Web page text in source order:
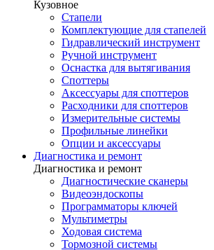
Кузовное
Стапели
Комплектующие для стапелей
Гидравлический инструмент
Ручной инструмент
Оснастка для вытягивания
Споттеры
Аксессуары для споттеров
Расходники для споттеров
Измерительные системы
Профильные линейки
Опции и аксессуары
Диагностика и ремонт
Диагностика и ремонт
Диагностические сканеры
Видеоэндоскопы
Программаторы ключей
Мультиметры
Ходовая система
Тормозной системы